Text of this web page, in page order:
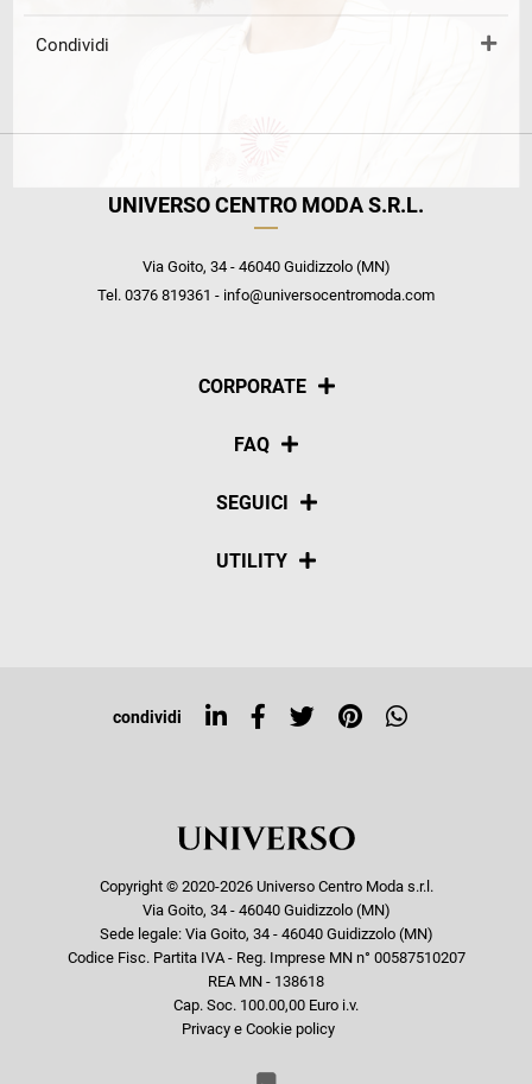
Condividi
UNIVERSO CENTRO MODA S.R.L.
Via Goito, 34 - 46040 Guidizzolo (MN)
Tel. 0376 819361 - info@universocentromoda.com
CORPORATE
Chi siamo
FAQ
Pagamenti
SEGUICI
Social
UTILITY
Top ricerche
condividi
Copyright © 2020-2026 Universo Centro Moda s.r.l.
Via Goito, 34 - 46040 Guidizzolo (MN)
Sede legale: Via Goito, 34 - 46040 Guidizzolo (MN)
Codice Fisc. Partita IVA - Reg. Imprese MN n° 00587510207
REA MN - 138618
Cap. Soc. 100.00,00 Euro i.v.
Privacy e Cookie policy